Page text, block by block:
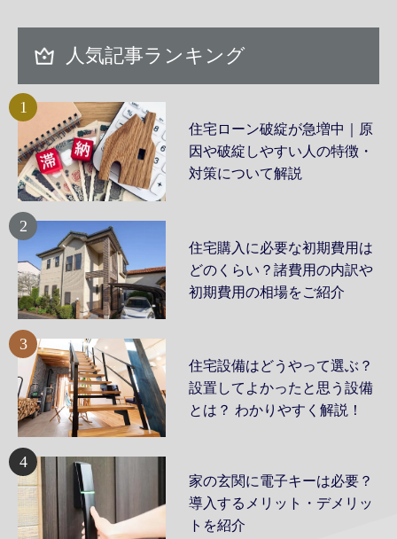
人気記事ランキング
1
住宅ローン破綻が急増中｜原
因や破綻しやすい人の特徴・
対策について解説
2
住宅購入に必要な初期費用は
どのくらい？諸費用の内訳や
初期費用の相場をご紹介
3
住宅設備はどうやって選ぶ？
設置してよかったと思う設備
とは？ わかりやすく解説！
4
家の玄関に電子キーは必要？
導入するメリット・デメリッ
トを紹介